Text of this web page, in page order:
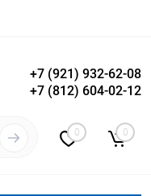
Вход Регистрация
+7 (921) 932-62-08
+7 (812) 604-02-12
0 0